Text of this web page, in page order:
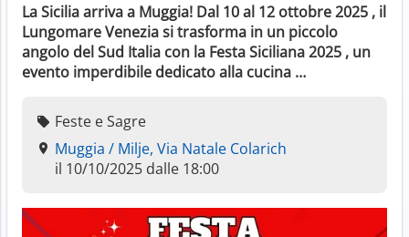
La Sicilia arriva a Muggia! Dal 10 al 12 ottobre 2025 , il
Lungomare Venezia si trasforma in un piccolo
angolo del Sud Italia con la Festa Siciliana 2025 , un
evento imperdibile dedicato alla cucina …
Feste e Sagre
Muggia / Milje, Via Natale Colarich
il 10/10/2025 dalle 18:00